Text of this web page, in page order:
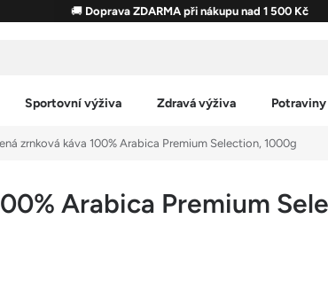
🚚 Doprava ZDARMA při nákupu nad 1 500 Kč
Sportovní výživa Zdravá výživa
zrnková káva 100% Arabica Premium Selection, 1000g
Arabica Premium